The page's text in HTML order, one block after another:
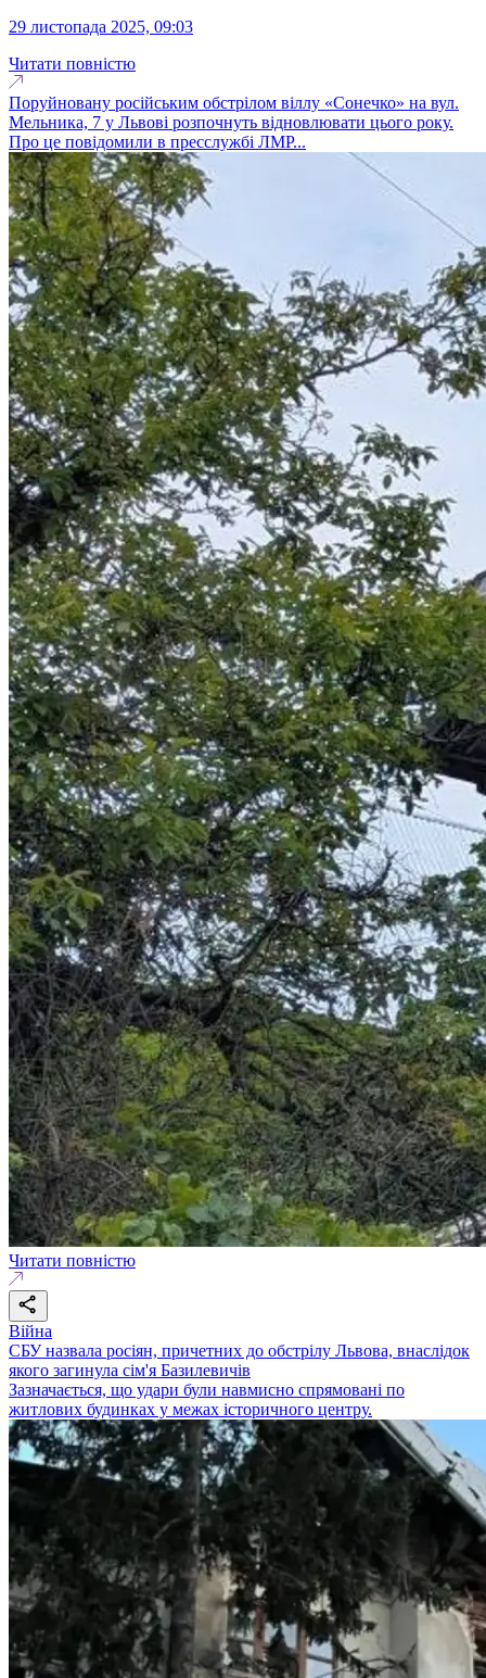
29 листопада 2025, 09:03
Читати повністю
Поруйновану російським обстрілом віллу «Сонечко» на вул.
Мельника, 7 у Львові розпочнуть відновлювати цього року.
Про це повідомили в пресслужбі ЛМР...
Читати повністю
Війна
СБУ назвала росіян, причетних до обстрілу Львова, внаслідок
якого загинула сім'я Базилевичів
Зазначається, що удари були навмисно спрямовані по
житлових будинках у межах історичного центру.